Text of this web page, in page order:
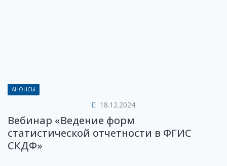
АНОНСЫ
18.12.2024
Вебинар «Ведение форм
статистической отчетности в ФГИС
СКДФ»